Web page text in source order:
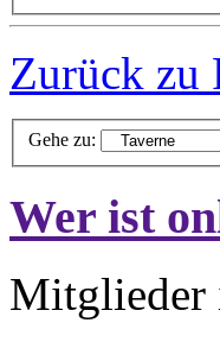
Zurück zu
Gehe zu:
Wer ist
Mitglieder